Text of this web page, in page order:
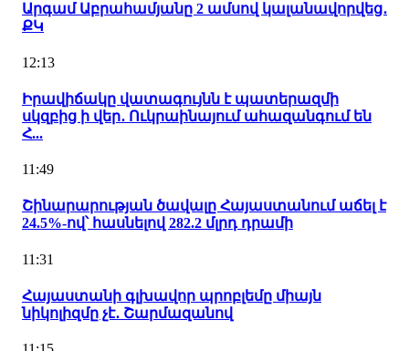
Արգամ Աբրահամյանը 2 ամսով կալանավորվեց․
ՔԿ
12:13
Իրավիճակը վատագույնն է պատերազմի
սկզբից ի վեր․ Ուկրաինայում ահազանգում են
Հ...
11:49
Շինարարության ծավալը Հայաստանում աճել է
24.5%-ով՝ հասնելով 282.2 մլրդ դրամի
11:31
Հայաստանի գլխավոր պրոբլեմը միայն
նիկոլիզմը չէ․ Շարմազանով